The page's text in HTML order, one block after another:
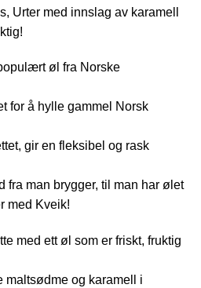
Urter med innslag av karamell
øl fra Norske
for å hylle gammel Norsk
gir en fleksibel og rask
fra man brygger, til man har ølet
med Kveik!
med ett øl som er friskt, fruktig
maltsødme og karamell i